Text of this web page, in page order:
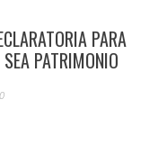
PARA
PATRIMONIO
0